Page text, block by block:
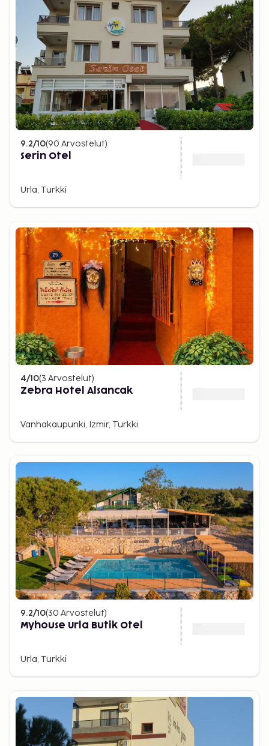
9.2/10(90 Arvostelut)
Serin Otel
Urla, Turkki
4/10(3 Arvostelut)
Zebra Hotel Alsancak
Vanhakaupunki, Izmir, Turkki
9.2/10(30 Arvostelut)
Myhouse Urla Butik Otel
Urla, Turkki